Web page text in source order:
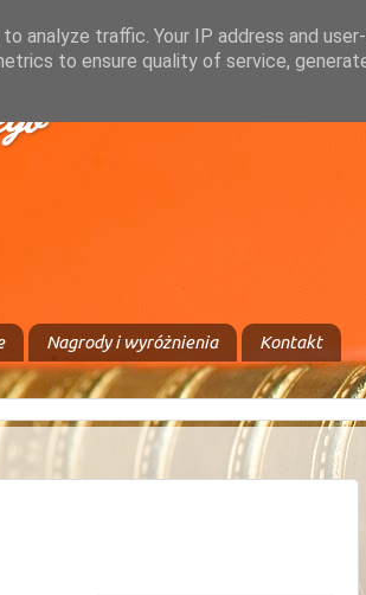
Nagrody i wyróżnienia Kontakt
analyze traffic. Your IP address and
to ensure quality of service,